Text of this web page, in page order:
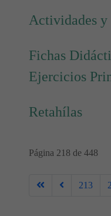
Actividades y
Fichas
Ejercicios
Retahílas
Página 218 de 448
213